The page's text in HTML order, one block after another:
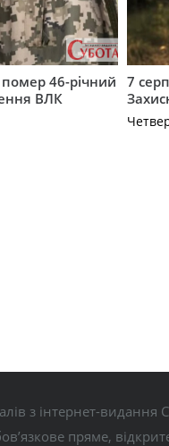
46-річний
ВЛК
7
з інтернет-
пряме,